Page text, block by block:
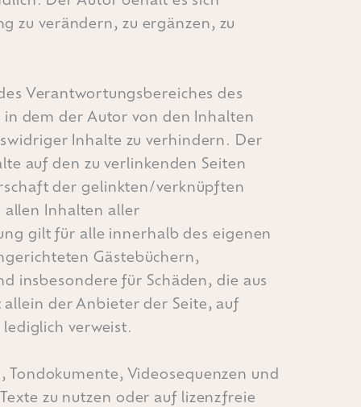
zu verändern, zu ergänzen, zu
Verantwortungsbereiches des
dem der Autor von den Inhalten
Inhalte zu verhindern. Der
auf den zu verlinkenden Seiten
der gelinkten/verknüpften
allen Inhalten aller
gilt für alle innerhalb des eigenen
Gästebüchern,
insbesondere für Schäden, die aus
der Anbieter der Seite, auf
verweist.
Videosequenzen und
zu nutzen oder auf lizenzfreie